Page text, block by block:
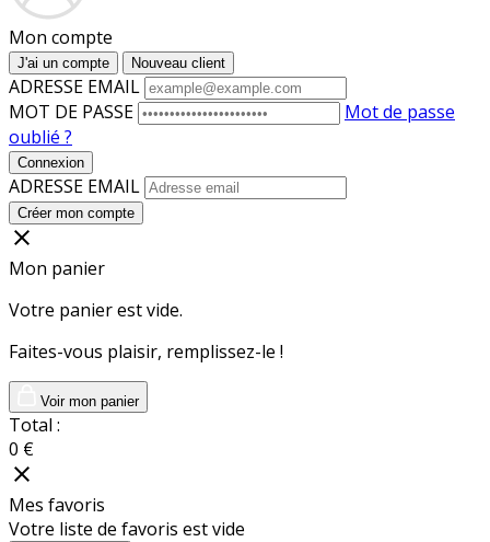
Mon compte
J'ai un compte Nouveau client
ADRESSE EMAIL
MOT DE PASSE
Mot de passe
oublié ?
Connexion
ADRESSE EMAIL
Créer mon compte
close
Mon panier
Votre panier est vide.
Faites-vous plaisir, remplissez-le !
Voir mon panier
Total :
0 €
close
Mes favoris
Votre liste de favoris est vide